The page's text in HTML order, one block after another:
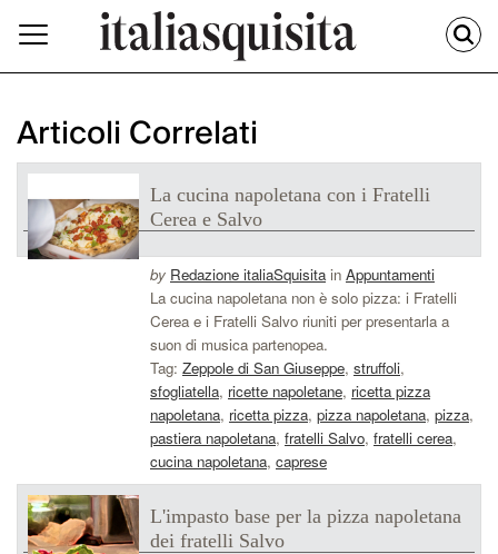
Articoli Correlati
La cucina napoletana con i Fratelli
Cerea e Salvo
by Redazione italiaSquisitain Appuntamenti
La cucina napoletana non è solo pizza: i Fratelli
Cerea e i Fratelli Salvo riuniti per presentarla a
suon di musica partenopea.
Tag: Zeppole di San Giuseppe, struffoli,
sfogliatella, ricette napoletane, ricetta pizza
napoletana, ricetta pizza, pizza napoletana, pizza,
pastiera napoletana, fratelli Salvo, fratelli cerea,
cucina napoletana, caprese
L'impasto base per la pizza napoletana
dei fratelli Salvo